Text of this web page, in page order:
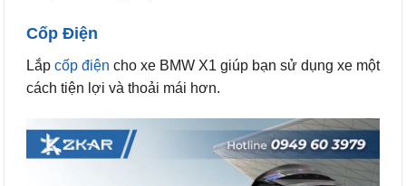
Cốp Điện
Lắp cốp điện cho xe BMW X1 giúp bạn sử dụng xe một
cách tiện lợi và thoải mái hơn.